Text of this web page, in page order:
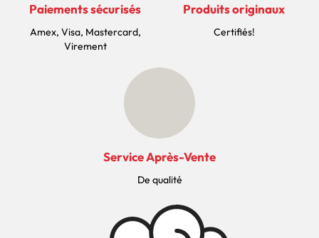
Paiements sécurisés
Amex, Visa, Mastercard,
Virement
Produits originaux
Certifiés!
Service Après-Vente
De qualité